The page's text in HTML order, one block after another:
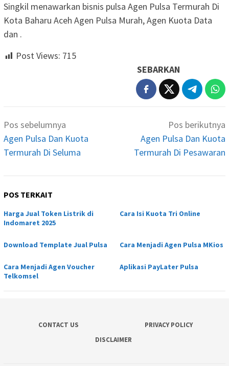
Singkil menawarkan bisnis pulsa Agen Pulsa Termurah Di
Kota Baharu Aceh Agen Pulsa Murah, Agen Kuota Data
dan .
Post Views: 715
SEBARKAN
Navigasi
pos
Pos sebelumnya
Agen Pulsa Dan Kuota
Termurah Di Seluma
Pos berikutnya
Agen Pulsa Dan Kuota
Termurah Di Pesawaran
POS TERKAIT
Harga Jual Token Listrik di
Indomaret 2025
Cara Isi Kuota Tri Online
Download Template Jual Pulsa Cara Menjadi Agen Pulsa MKios
Cara Menjadi Agen Voucher
Telkomsel
Aplikasi PayLater Pulsa
CONTACT US
PRIVACY POLICY
DISCLAIMER